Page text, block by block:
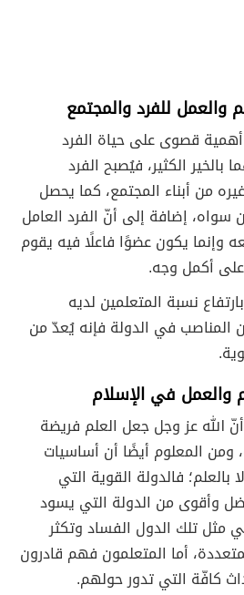
والعمل للفرد والمجتمع
أهمية قصوى على حياة الفرد
بالخير الكثير، فيُصبح الفرد
من أبناء المجتمع، كما يحصل
إضافة إلى أنّ الفرد العامل
وإنما يكون عضوًا فاعلًا فيه يقوم
أكمل وجه.
نسبة المتعلمين لديه
المناصب في الدولة فإنه يُعدّ من
والعمل في الإسلام
الله عز وجل جعل العلم فريضة
المعلوم أيضًا أن أساسيات
بالعلم؛ فالدولة القوية التي
وأقوى من الدولة التي يسود
مثل تلك الدول الفساد وتكثر
أما المتعلمون فهم قادرون
كافّة التي تدور حولهم.